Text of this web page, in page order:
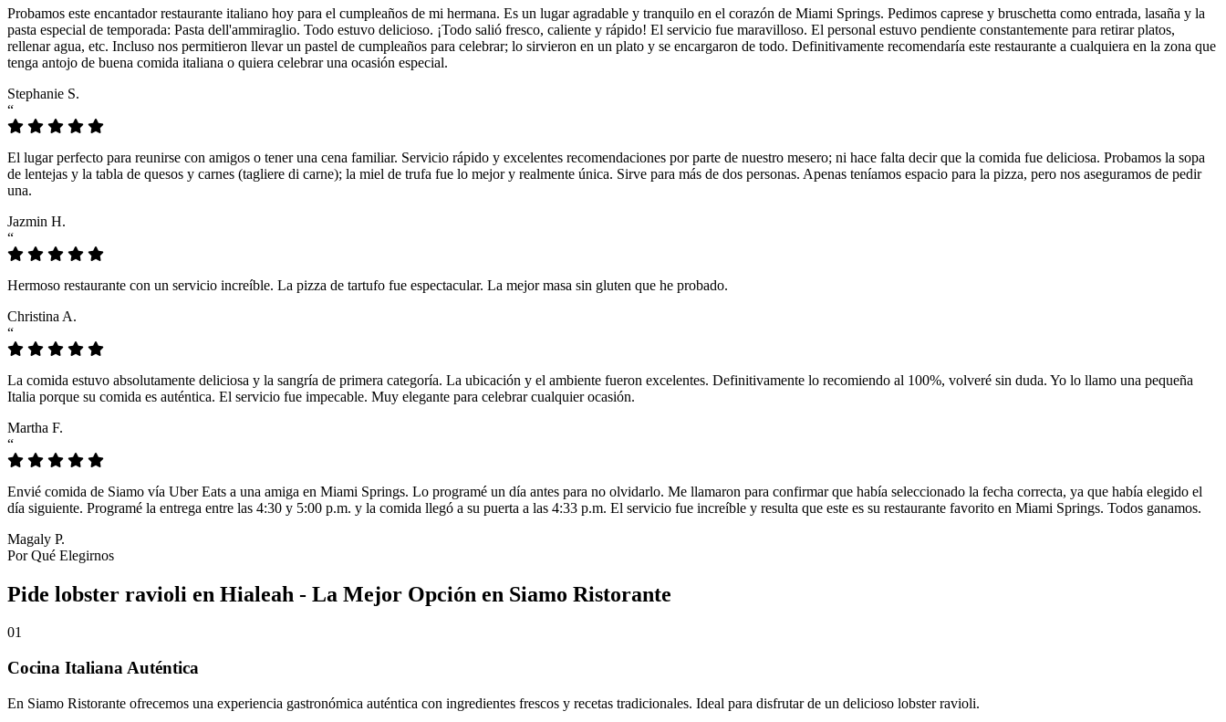
Probamos este encantador restaurante italiano hoy para el cumpleaños de mi hermana. Es un lugar agradable y tranquilo en el corazón de Miami Springs. Pedimos caprese y bruschetta como entrada, lasaña y la
pasta especial de temporada: Pasta dell'ammiraglio. Todo estuvo delicioso. ¡Todo salió fresco, caliente y rápido! El servicio fue maravilloso. El personal estuvo pendiente constantemente para retirar platos,
rellenar agua, etc. Incluso nos permitieron llevar un pastel de cumpleaños para celebrar; lo sirvieron en un plato y se encargaron de todo. Definitivamente recomendaría este restaurante a cualquiera en la zona que
tenga antojo de buena comida italiana o quiera celebrar una ocasión especial.
Stephanie S.
“
El lugar perfecto para reunirse con amigos o tener una cena familiar. Servicio rápido y excelentes recomendaciones por parte de nuestro mesero; ni hace falta decir que la comida fue deliciosa. Probamos la sopa
de lentejas y la tabla de quesos y carnes (tagliere di carne); la miel de trufa fue lo mejor y realmente única. Sirve para más de dos personas. Apenas teníamos espacio para la pizza, pero nos aseguramos de pedir
una.
Jazmin H.
“
Hermoso restaurante con un servicio increíble. La pizza de tartufo fue espectacular. La mejor masa sin gluten que he probado.
Christina A.
“
La comida estuvo absolutamente deliciosa y la sangría de primera categoría. La ubicación y el ambiente fueron excelentes. Definitivamente lo recomiendo al 100%, volveré sin duda. Yo lo llamo una pequeña
Italia porque su comida es auténtica. El servicio fue impecable. Muy elegante para celebrar cualquier ocasión.
Martha F.
“
Envié comida de Siamo vía Uber Eats a una amiga en Miami Springs. Lo programé un día antes para no olvidarlo. Me llamaron para confirmar que había seleccionado la fecha correcta, ya que había elegido el
día siguiente. Programé la entrega entre las 4:30 y 5:00 p.m. y la comida llegó a su puerta a las 4:33 p.m. El servicio fue increíble y resulta que este es su restaurante favorito en Miami Springs. Todos ganamos.
Magaly P.
Por Qué Elegirnos
Pide lobster ravioli en Hialeah - La Mejor Opción en Siamo Ristorante
01
Cocina Italiana Auténtica
En Siamo Ristorante ofrecemos una experiencia gastronómica auténtica con ingredientes frescos y recetas tradicionales. Ideal para disfrutar de un delicioso lobster ravioli.